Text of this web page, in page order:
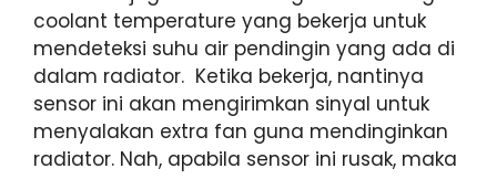
coolant temperature yang bekerja untuk
mendeteksi suhu air pendingin yang ada di
dalam radiator. Ketika bekerja, nantinya
sensor ini akan mengirimkan sinyal untuk
menyalakan extra fan guna mendinginkan
radiator. Nah, apabila sensor ini rusak, maka